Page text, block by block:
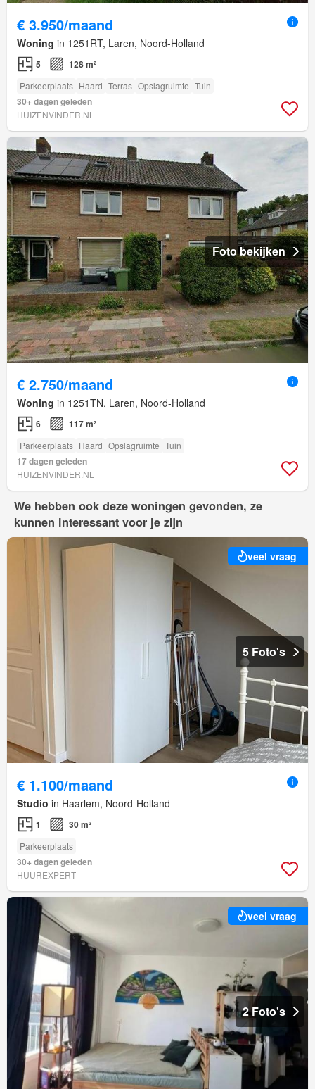
€ 3.950/maand
Woning in 1251RT, Laren, Noord-Holland
5 128 m²
Parkeerplaats Haard Terras Opslagruimte Tuin
30+ dagen geleden
HUIZENVINDER.NL
Foto bekijken
€ 2.750/maand
Woning in 1251TN, Laren, Noord-Holland
6 117 m²
Parkeerplaats Haard Opslagruimte Tuin
17 dagen geleden
HUIZENVINDER.NL
We hebben ook deze woningen gevonden, ze
kunnen interessant voor je zijn
veel vraag
5 Foto's
€ 1.100/maand
Studio in Haarlem, Noord-Holland
1 30 m²
Parkeerplaats
30+ dagen geleden
HUUREXPERT
veel vraag
2 Foto's